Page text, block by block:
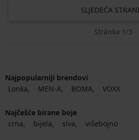
SLJEDEĆA
Stránka 1/3
Najpopularniji brendovi
Lonka
MEN-A BOMA VOXX
Najčešće birane boje
crna
bijela siva višebojno